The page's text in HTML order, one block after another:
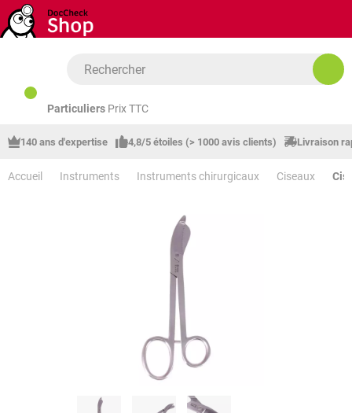
Passer au contenu principal
Particuliers Prix TTC
140 ans d'expertise 4,8/5 étoiles (> 1000 avis clients) Livraison
Accueil Instruments Instruments chirurgicaux Ciseaux